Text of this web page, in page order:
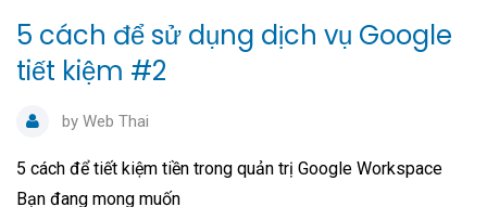
5 cách để sử dụng dịch vụ Google
tiết kiệm #2
by Web Thai
5 cách để tiết kiệm tiền trong quản trị Google Workspace
Bạn đang mong muốn